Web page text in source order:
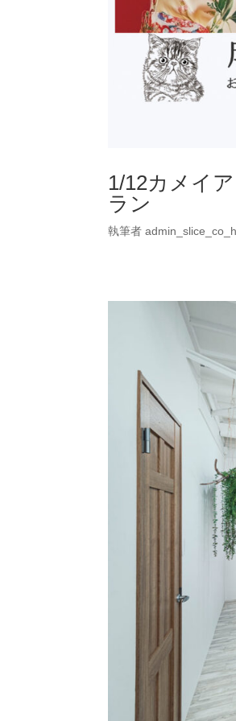
1/12カメイ
ラン
執筆者